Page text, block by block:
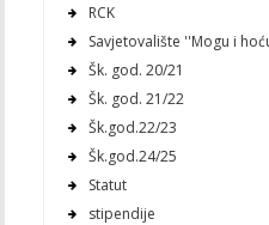
RCK
Savjetovalište ''Mogu i
Šk. god. 20/21
Šk. god. 21/22
Šk.god.22/23
Šk.god.24/25
Statut
stipendije